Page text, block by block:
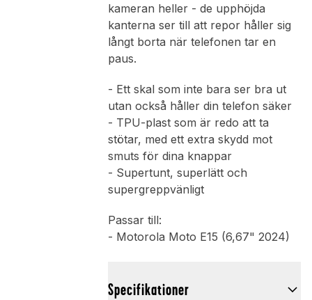
kameran heller - de upphöjda
kanterna ser till att repor håller sig
långt borta när telefonen tar en
paus.
- Ett skal som inte bara ser bra ut
utan också håller din telefon säker
- TPU-plast som är redo att ta
stötar, med ett extra skydd mot
smuts för dina knappar
- Supertunt, superlätt och
supergreppvänligt
Passar till:
- Motorola Moto E15 (6,67" 2024)
Specifikationer